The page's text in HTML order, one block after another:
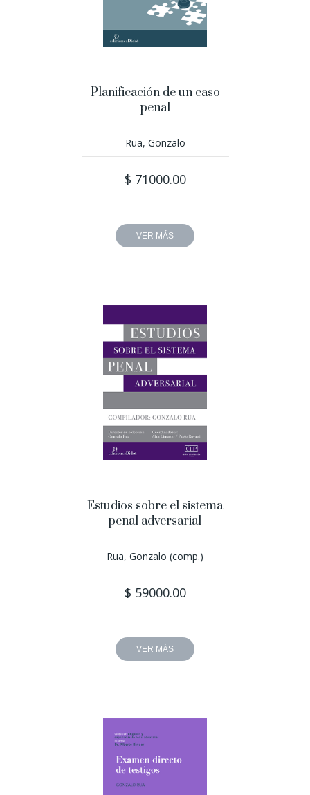
Planificación de un caso
penal
Rua, Gonzalo
$ 71000.00
VER MÁS
Estudios sobre el sistema
penal adversarial
Rua, Gonzalo (comp.)
$ 59000.00
VER MÁS